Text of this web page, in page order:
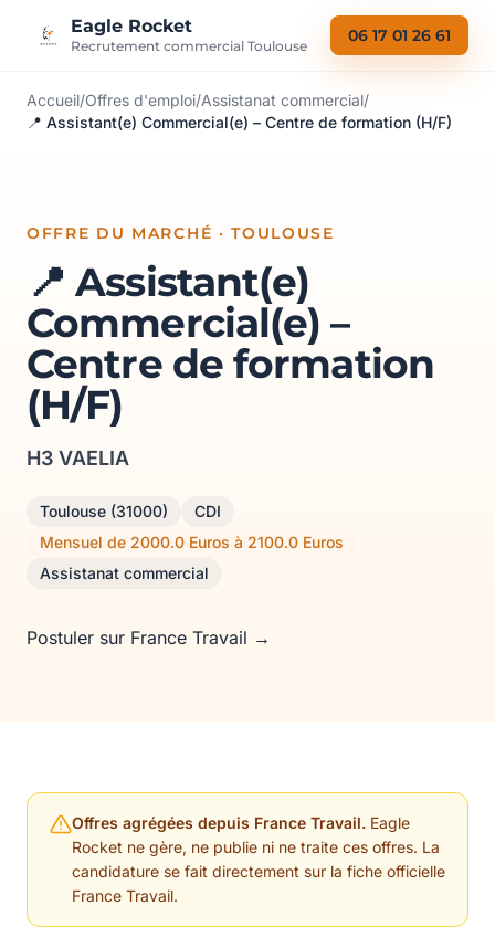
Eagle Rocket
Recrutement commercial Toulouse
06 17 01 26 61
Accueil/Offres d'emploi/Assistanat commercial/
📍 Assistant(e) Commercial(e) – Centre de formation (H/F)
OFFRE DU MARCHÉ · TOULOUSE
📍 Assistant(e)
Commercial(e) –
Centre de formation
(H/F)
H3 VAELIA
Toulouse (31000)
CDI
Mensuel de 2000.0 Euros à 2100.0 Euros
Assistanat commercial
Postuler sur France Travail →
Offres agrégées depuis France Travail. Eagle
Rocket ne gère, ne publie ni ne traite ces offres. La
candidature se fait directement sur la fiche officielle
France Travail.